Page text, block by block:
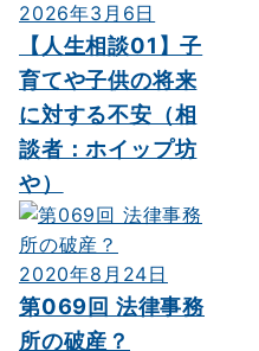
2026年3月6日
【人生相談01】子
育てや子供の将来
に対する不安（相
談者：ホイップ坊
や）
2020年8月24日
第069回 法律事務
所の破産？